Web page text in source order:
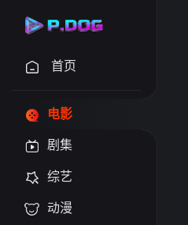
首页
电影
剧集
综艺
动漫